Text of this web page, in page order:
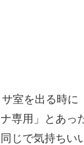
室を出る時に
専用」とあっ
じで気持ちい